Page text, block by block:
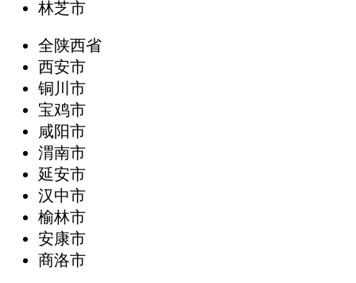
林芝市
全陕西省
西安市
铜川市
宝鸡市
咸阳市
渭南市
延安市
汉中市
榆林市
安康市
商洛市